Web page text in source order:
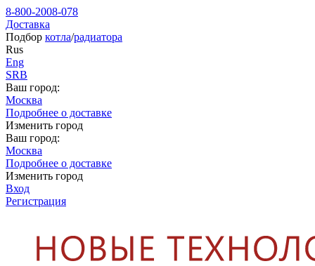
8-800-2008-078
Доставка
Подбор котла/радиатора
Rus
Eng
SRB
Ваш город:
Москва
Подробнее о доставке
Изменить город
Ваш город:
Москва
Подробнее о доставке
Изменить город
Вход
Регистрация